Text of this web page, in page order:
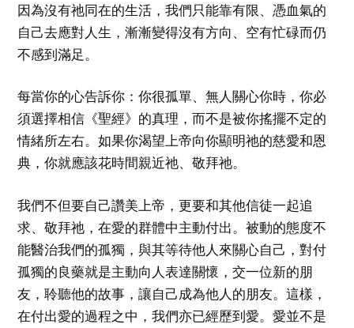
因為沒有祂同在的生活，我們只能靠有限、憑血氣的
自己去應對人生，漸漸變得沒有方向、空有忙碌而仍
不感到滿足。
每當你的心告訴你：你很孤單、無人關心你時，你必
須選擇相信《聖經》的真理，而不是被你搖擺不定的
情緒所左右。如果你渴望上帝向你顯明祂的慈愛和恩
典，你就應該花時間親近祂、敬拜祂。
我們不但要自己讚美上帝，更要和其他信徒一起追
求、敬拜祂，在愛的群體中主動付出。被動的態度不
能醫治我們的孤獨，與其等待他人來關心自己，對付
孤獨的良藥就是主動向人表達關懷，交一位新的朋
友，聆聽他的故事，讓自己成為他人的朋友。這樣，
在付出愛的過程之中，我們亦已經歷到愛。愛並不是